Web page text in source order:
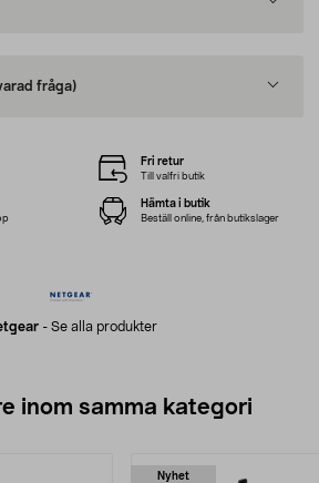
fråga)
- Se alla produkter
Fri retur
Till valfri butik
Hämta i butik
Beställ online, från butikslager
inom samma kategori
Nyhet